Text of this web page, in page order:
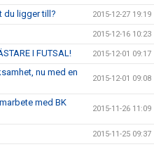
du ligger till? 2015-12-27 19:19
2015-12-16 10:23
I FUTSAL! 2015-12-01 09:17
nu med en
2015-12-01 09:08
med BK
2015-11-26 11:09
2015-11-25 09:37